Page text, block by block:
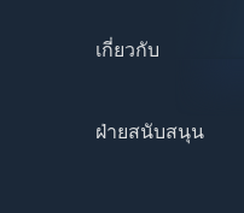
เกี่ยวกับ
ฝ่ายสนับสนุน